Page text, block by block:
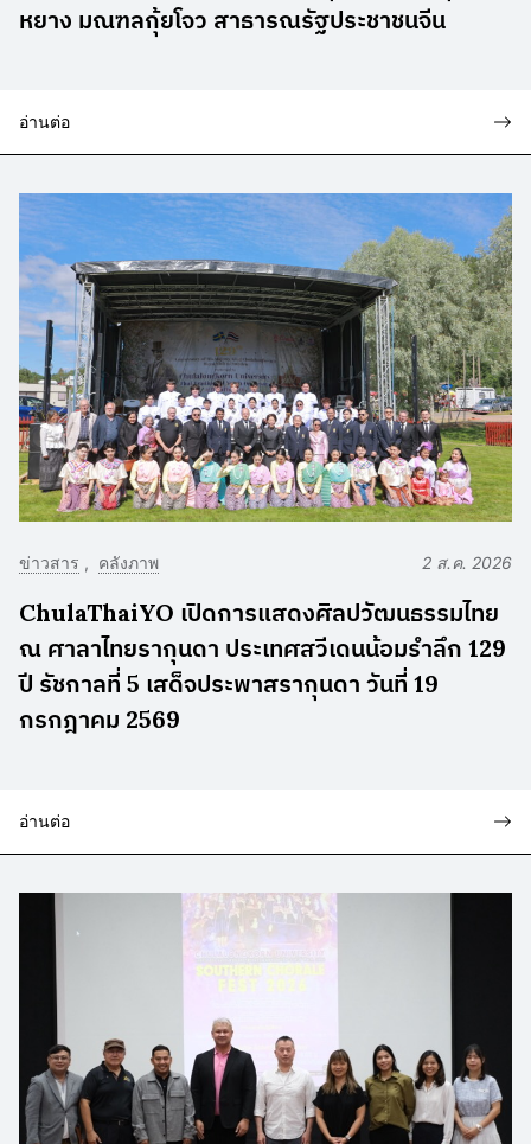
หยาง มณฑลกุ้ยโจว สาธารณรัฐประชาชนจีน
อ่านต่อ
ข่าวสาร คลังภาพ 2 ส.ค. 2026
ChulaThaiYO เปิดการแสดงศิลปวัฒนธรรมไทย
ณ ศาลาไทยรากุนดา ประเทศสวีเดนน้อมรำลึก 129
ปี รัชกาลที่ 5 เสด็จประพาสรากุนดา วันที่ 19
กรกฎาคม 2569
อ่านต่อ